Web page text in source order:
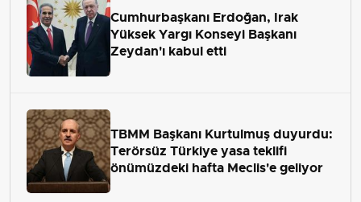
Cumhurbaşkanı Erdoğan, Irak
Yüksek Yargı Konseyi Başkanı
Zeydan'ı kabul etti
TBMM Başkanı Kurtulmuş duyurdu:
Terörsüz Türkiye yasa teklifi
önümüzdeki hafta Meclis'e geliyor